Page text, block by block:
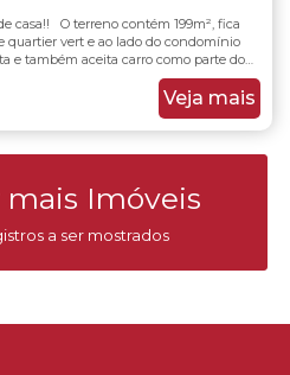
casa!! O terreno contém 199m², fica
quartier vert e ao lado do condomínio
e também aceita carro como parte do
VISITA CONOSCO!!!!!! ENTRE EM
MARCOS ROCHA 021 97020-0520
Veja mais
mais Imóveis
a ser mostrados